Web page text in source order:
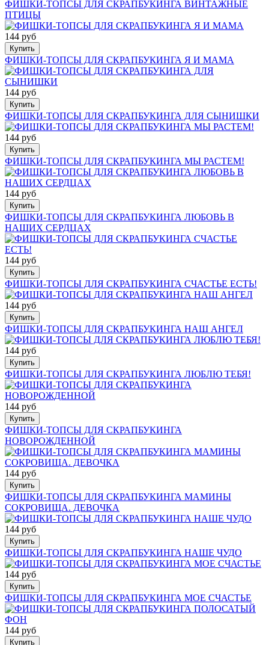
ФИШКИ-ТОПСЫ ДЛЯ СКРАПБУКИНГА ВИНТАЖНЫЕ
ПТИЦЫ
144 руб
Купить
ФИШКИ-ТОПСЫ ДЛЯ СКРАПБУКИНГА Я И МАМА
144 руб
Купить
ФИШКИ-ТОПСЫ ДЛЯ СКРАПБУКИНГА ДЛЯ СЫНИШКИ
144 руб
Купить
ФИШКИ-ТОПСЫ ДЛЯ СКРАПБУКИНГА МЫ РАСТЕМ!
144 руб
Купить
ФИШКИ-ТОПСЫ ДЛЯ СКРАПБУКИНГА ЛЮБОВЬ В
НАШИХ СЕРДЦАХ
144 руб
Купить
ФИШКИ-ТОПСЫ ДЛЯ СКРАПБУКИНГА СЧАСТЬЕ ЕСТЬ!
144 руб
Купить
ФИШКИ-ТОПСЫ ДЛЯ СКРАПБУКИНГА НАШ АНГЕЛ
144 руб
Купить
ФИШКИ-ТОПСЫ ДЛЯ СКРАПБУКИНГА ЛЮБЛЮ ТЕБЯ!
144 руб
Купить
ФИШКИ-ТОПСЫ ДЛЯ СКРАПБУКИНГА
НОВОРОЖДЕННОЙ
144 руб
Купить
ФИШКИ-ТОПСЫ ДЛЯ СКРАПБУКИНГА МАМИНЫ
СОКРОВИЩА. ДЕВОЧКА
144 руб
Купить
ФИШКИ-ТОПСЫ ДЛЯ СКРАПБУКИНГА НАШЕ ЧУДО
144 руб
Купить
ФИШКИ-ТОПСЫ ДЛЯ СКРАПБУКИНГА МОЕ СЧАСТЬЕ
144 руб
Купить